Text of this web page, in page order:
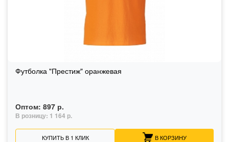
Футболка "Престиж" оранжевая
Оптом: 897 р.
В розницу: 1 164 р.
КУПИТЬ В 1 КЛИК В КОРЗИНУ